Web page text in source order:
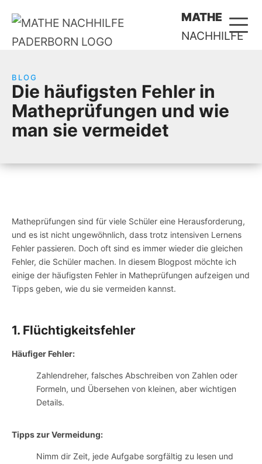
MATHE
NACHHILFE
BLOG
Die häufigsten Fehler in
Matheprüfungen und wie
man sie vermeidet
Matheprüfungen sind für viele Schüler eine Herausforderung,
und es ist nicht ungewöhnlich, dass trotz intensiven Lernens
Fehler passieren. Doch oft sind es immer wieder die gleichen
Fehler, die Schüler machen. In diesem Blogpost möchte ich
einige der häufigsten Fehler in Matheprüfungen aufzeigen und
Tipps geben, wie du sie vermeiden kannst.
1. Flüchtigkeitsfehler
Häufiger Fehler:
Zahlendreher, falsches Abschreiben von Zahlen oder
Formeln, und Übersehen von kleinen, aber wichtigen
Details.
Tipps zur Vermeidung:
Nimm dir Zeit, jede Aufgabe sorgfältig zu lesen und